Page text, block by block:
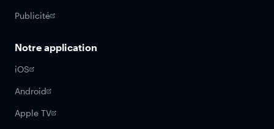
Publicité
Notre application
iOS
Android
Apple TV